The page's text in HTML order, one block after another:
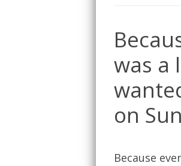
was a
on
Because